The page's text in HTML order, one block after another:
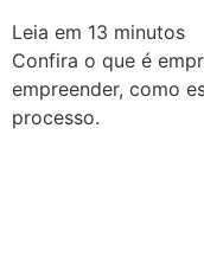
Leia em 13 minutos
Confira o que é
empreender, como
processo.